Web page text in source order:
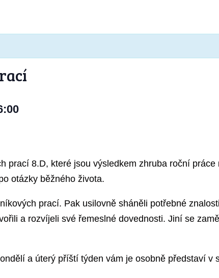
prací 8.D, které jsou výsledkem zhruba roční
otázky běžného života.
prací. Pak usilovně sháněli potřebné
a rozvíjeli své řemeslné dovednosti. Jiní se
a úterý příští týden vám je osobně představí v